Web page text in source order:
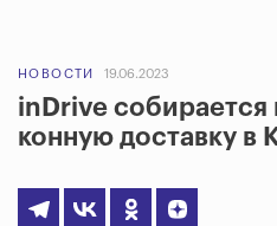
НОВОСТИ 19.06.2023
inDrive собирается
конную доставку в